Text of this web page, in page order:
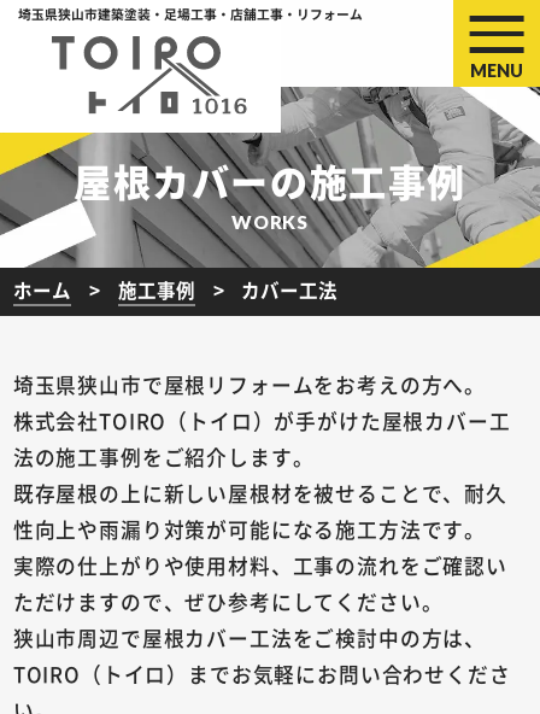
埼玉県狭山市建築塗装・足場工事・店舗工事・リフォーム
MENU
屋根カバーの施工事例
WORKS
ホーム 施工事例 カバー工法
埼玉県狭山市で屋根リフォームをお考えの方へ。
株式会社TOIRO（トイロ）が手がけた屋根カバー工
法の施工事例をご紹介します。
既存屋根の上に新しい屋根材を被せることで、耐久
性向上や雨漏り対策が可能になる施工方法です。
実際の仕上がりや使用材料、工事の流れをご確認い
ただけますので、ぜひ参考にしてください。
狭山市周辺で屋根カバー工法をご検討中の方は、
TOIRO（トイロ）までお気軽にお問い合わせくださ